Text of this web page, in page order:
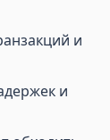
и
и